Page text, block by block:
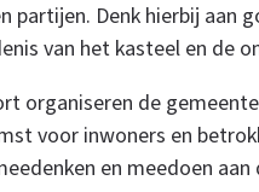
partijen. Denk hierbij aan
van het kasteel en de
organiseren de
voor inwoners en
en meedoen